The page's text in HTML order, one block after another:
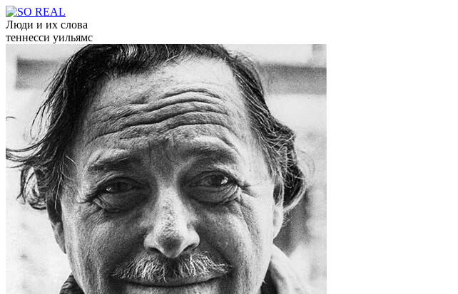
Люди и их слова
теннесси уильямс